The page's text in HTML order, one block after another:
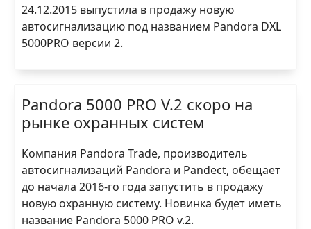
24.12.2015 выпустила в продажу новую
автосигнализацию под названием Pandora DXL
5000PRO версии 2.
Pandora 5000 PRO V.2 скоро на
рынке охранных систем
Компания Pandora Trade, производитель
автосигнализаций Pandora и Pandect, обещает
до начала 2016-го года запустить в продажу
новую охранную систему. Новинка будет иметь
название Pandora 5000 PRO v.2.